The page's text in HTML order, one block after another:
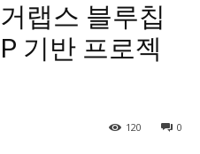
거랩스 블루칩
기반 프로젝
0
120